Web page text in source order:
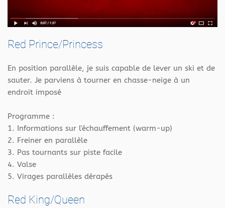
Red Prince/Princess
En position parallèle, je suis capable de lever un ski et de
sauter. Je parviens à tourner en chasse-neige à un
endroit imposé
Programme :
1. Informations sur l'échauffement (warm-up)
2. Freiner en parallèle
3. Pas tournants sur piste facile
4. Valse
5. Virages parallèles dérapés
Red King/Queen